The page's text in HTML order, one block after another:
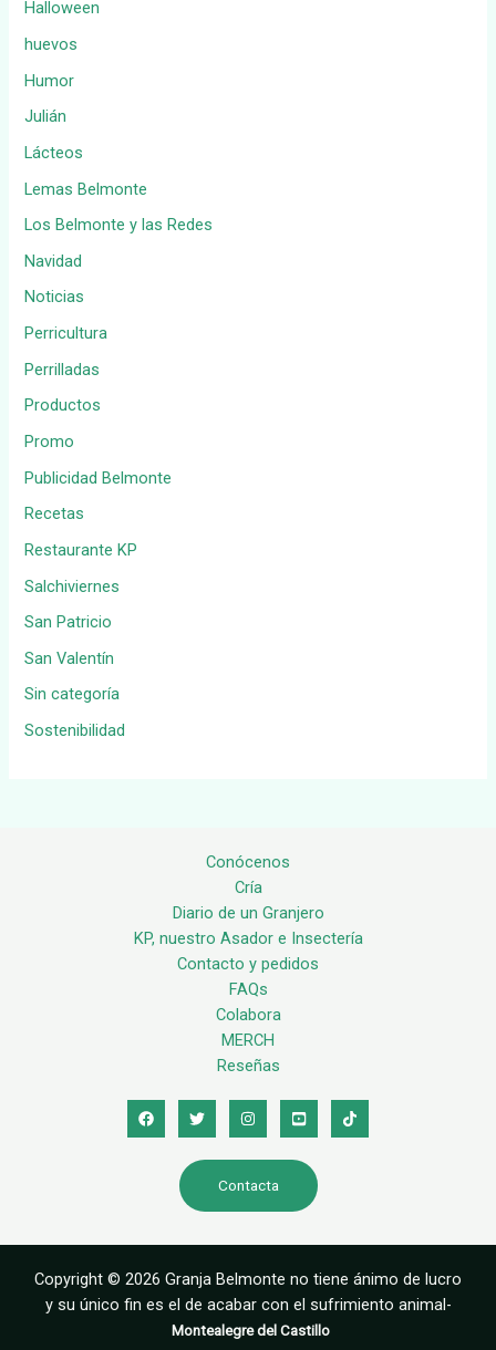
Halloween
huevos
Humor
Julián
Lácteos
Lemas Belmonte
Los Belmonte y las Redes
Navidad
Noticias
Perricultura
Perrilladas
Productos
Promo
Publicidad Belmonte
Recetas
Restaurante KP
Salchiviernes
San Patricio
San Valentín
Sin categoría
Sostenibilidad
Conócenos
Cría
Diario de un Granjero
KP, nuestro Asador e Insectería
Contacto y pedidos
FAQs
Colabora
MERCH
Reseñas
Contacta
Copyright © 2026 Granja Belmonte no tiene ánimo de lucro
y su único fin es el de acabar con el sufrimiento animal-
Montealegre del Castillo